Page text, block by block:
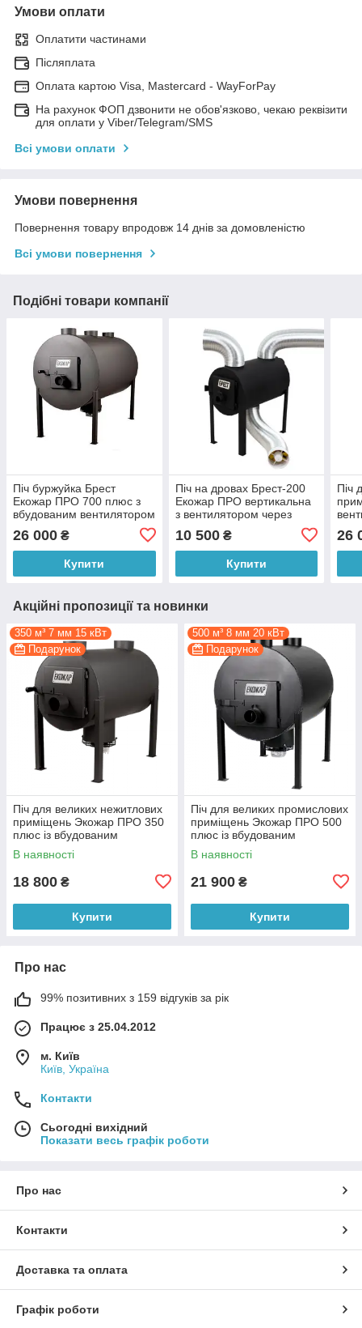
Умови оплати
Оплатити частинами
Післяплата
Оплата картою Visa, Mastercard - WayForPay
На рахунок ФОП дзвонити не обов'язково, чекаю реквізити
для оплати у Viber/Telegram/SMS
Всі умови оплати
Умови повернення
Повернення товару впродовж 14 днів за домовленістю
Всі умови повернення
Подібні товари компанії
Піч буржуйка Брест
Екожар ПРО 700 плюс з
вбудованим вентилятором
26 000 ₴
Купити
Піч на дровах Брест-200
Екожар ПРО вертикальна
з вентилятором через
10 500₴
Купити
Піч
26
Акційні пропозиції та новинки
350 м³ 7 мм 15 кВт
Подарунок
Піч для великих нежитлових
приміщень Экожар ПРО 350
плюс із вбудованим
вентилятором
В наявності
18 800 ₴
Купити
500 м³ 8 мм 20 кВт
Подарунок
Піч для великих промислових
приміщень Экожар ПРО 500
плюс із вбудованим
вентилятором
В наявності
21 900 ₴
Купити
Про нас
99% позитивних з 159 відгуків за рік
Працює з 25.04.2012
м. Київ
Київ, Україна
Контакти
Сьогодні вихідний
Показати весь графік роботи
Про нас
Контакти
Доставка та оплата
Графік роботи